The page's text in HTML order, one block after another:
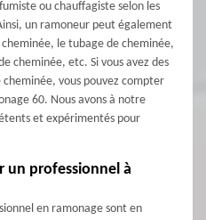
ou chauffagiste selon les
un ramoneur peut également
le tubage de cheminée,
cheminée, etc. Si vous avez des
vous pouvez compter
60. Nous avons à notre
et expérimentés pour
un professionnel à
en ramonage sont en